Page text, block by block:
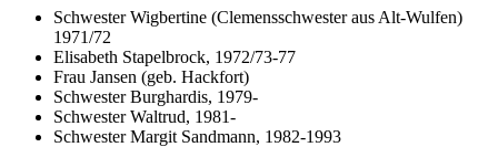
Schwester Wigbertine (Clemensschwester aus Alt-Wulfen)
1971/72
Elisabeth Stapelbrock, 1972/73-77
Frau Jansen (geb. Hackfort)
Schwester Burghardis, 1979-
Schwester Waltrud, 1981-
Schwester Margit Sandmann, 1982-1993